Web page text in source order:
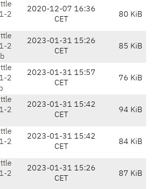
2
2020-12-07 16:36
CET
80 KiB
2
2023-01-31 15:26
CET
85 KiB
2
2023-01-31 15:57
CET
76 KiB
2
2023-01-31 15:42
CET
94 KiB
2
2023-01-31 15:42
CET
84 KiB
2
2023-01-31 15:26
CET
87 KiB